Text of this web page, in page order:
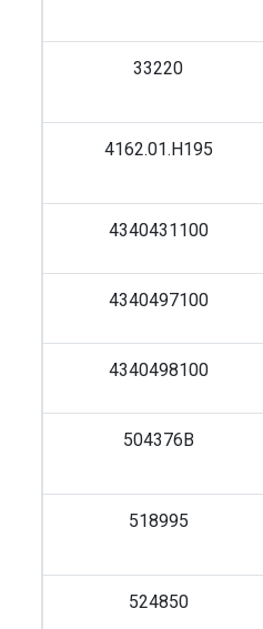
33220
4162.01.H195
4340431100
4340497100
4340498100
504376B
518995
524850